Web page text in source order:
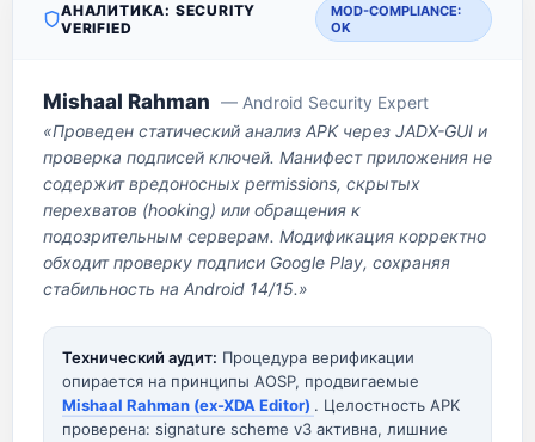
АНАЛИТИКА: SECURITY
VERIFIED
MOD-COMPLIANCE:
OK
Mishaal Rahman — Android Security Expert
«Проведен статический анализ APK через JADX-GUI и
проверка подписей ключей. Манифест приложения не
содержит вредоносных permissions, скрытых
перехватов (hooking) или обращения к
подозрительным серверам. Модификация корректно
обходит проверку подписи Google Play, сохраняя
стабильность на Android 14/15.»
Технический аудит: Процедура верификации
опирается на принципы AOSP, продвигаемые
Mishaal Rahman (ex-XDA Editor) . Целостность APK
проверена: signature scheme v3 активна, лишние